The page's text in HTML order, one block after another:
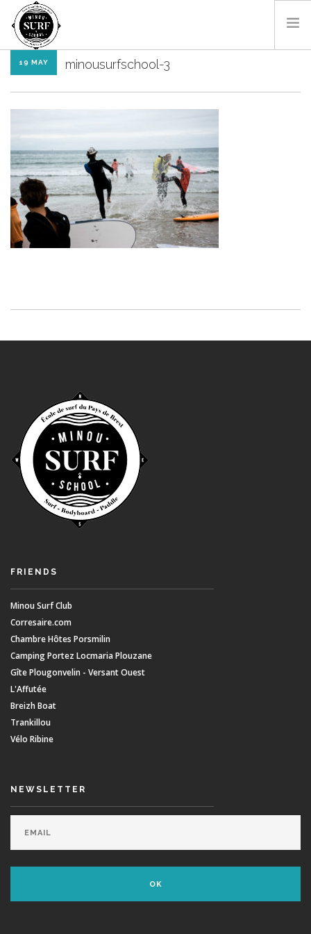
THE SCHOOL
CONTACT
EN
19 MAY minousurfschool-3
FRIENDS
Minou Surf Club
Corresaire.com
Chambre Hôtes Porsmilin
Camping Portez Locmaria Plouzane
Gîte Plougonvelin - Versant Ouest
L'Affutée
Breizh Boat
Trankillou
Vélo Ribine
NEWSLETTER